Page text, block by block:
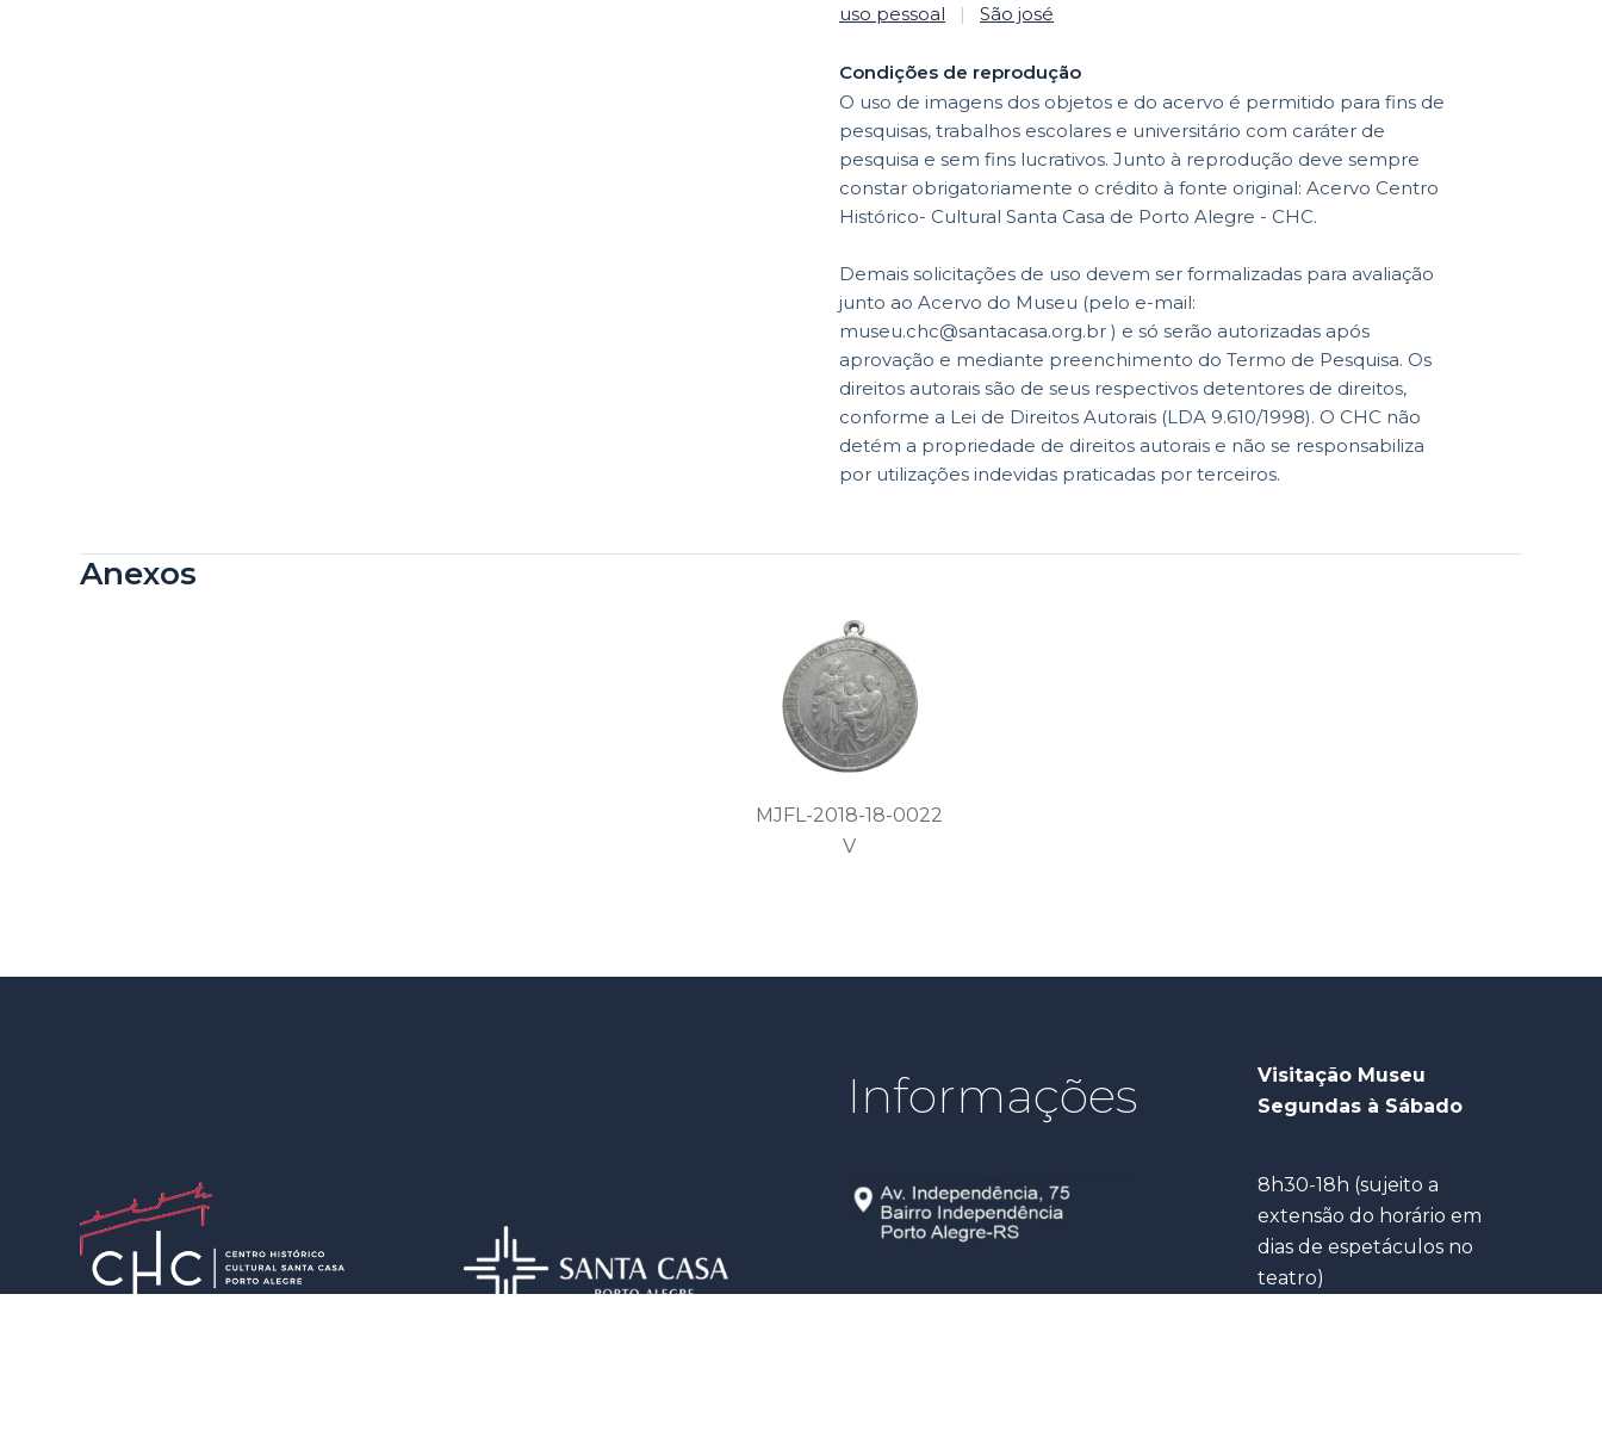
Anexos
MJFL-2018-18-0022
V
uso pessoal
| São josé
Condições de reprodução
O uso de imagens dos objetos e do acervo é permitido para fins de
pesquisas, trabalhos escolares e universitário com caráter de
pesquisa e sem fins lucrativos. Junto à reprodução deve sempre
constar obrigatoriamente o crédito à fonte original: Acervo Centro
Histórico- Cultural Santa Casa de Porto Alegre - CHC.
Demais solicitações de uso devem ser formalizadas para avaliação
junto ao Acervo do Museu (pelo e-mail:
museu.chc@santacasa.org.br ) e só serão autorizadas após
aprovação e mediante preenchimento do Termo de Pesquisa. Os
direitos autorais são de seus respectivos detentores de direitos,
conforme a Lei de Direitos Autorais (LDA 9.610/1998). O CHC não
detém a propriedade de direitos autorais e não se responsabiliza
por utilizações indevidas praticadas por terceiros.
Informações
Visitação Museu
Segundas à Sábado
8h30-18h (sujeito a
extensão do horário em
dias de espetáculos no
teatro)